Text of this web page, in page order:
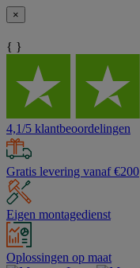
×
{ }
4,1/5 klantbeoordelingen
Gratis levering vanaf €200
Eigen montagedienst
Oplossingen op maat